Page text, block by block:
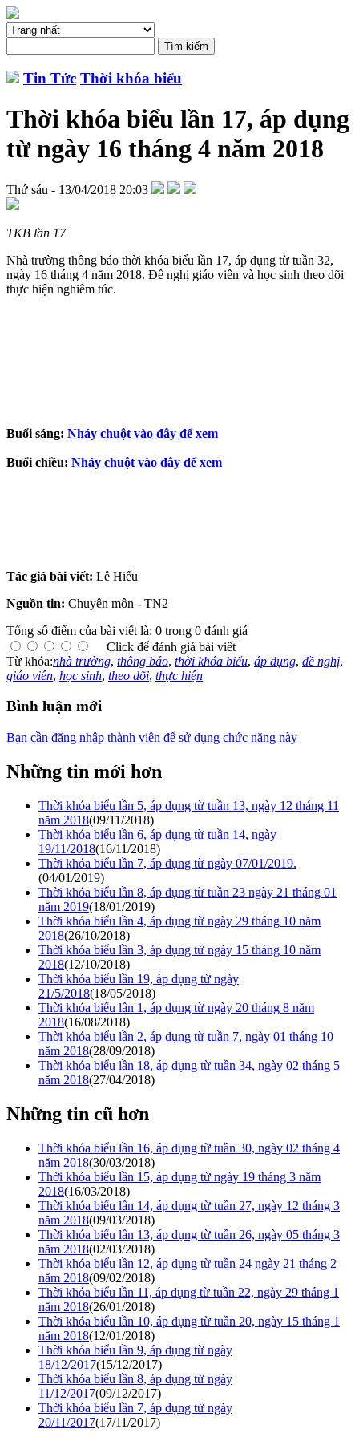
Tin Tức Thời khóa biểu
Thời khóa biểu lần 17, áp dụng
từ ngày 16 tháng 4 năm 2018
Thứ sáu - 13/04/2018 20:03
TKB lần 17
Nhà trường thông báo thời khóa biểu lần 17, áp dụng từ tuần 32,
ngày 16 tháng 4 năm 2018. Đề nghị giáo viên và học sinh theo dõi
thực hiện nghiêm túc.
Buổi sáng: Nháy chuột vào đây để xem
Buổi chiều: Nháy chuột vào đây để xem
Tác giả bài viết: Lê Hiếu
Nguồn tin: Chuyên môn - TN2
Tổng số điểm của bài viết là: 0 trong 0 đánh giá
Click để đánh giá bài viết
Từ khóa:nhà trường, thông báo, thời khóa biểu, áp dụng, đề nghị,
giáo viên, học sinh, theo dõi, thực hiện
Bình luận mới
Bạn cần đăng nhập thành viên để sử dụng chức năng này
Những tin mới hơn
Thời khóa biểu lần 5, áp dụng từ tuần 13, ngày 12 tháng 11
năm 2018(09/11/2018)
Thời khóa biểu lần 6, áp dụng từ tuần 14, ngày
19/11/2018(16/11/2018)
Thời khóa biểu lần 7, áp dụng từ ngày 07/01/2019.
(04/01/2019)
Thời khóa biểu lần 8, áp dụng từ tuần 23 ngày 21 tháng 01
năm 2019(18/01/2019)
Thời khóa biểu lần 4, áp dụng từ ngày 29 tháng 10 năm
2018(26/10/2018)
Thời khóa biểu lần 3, áp dụng từ ngày 15 tháng 10 năm
2018(12/10/2018)
Thời khóa biểu lần 19, áp dụng từ ngày
21/5/2018(18/05/2018)
Thời khóa biểu lần 1, áp dụng từ ngày 20 tháng 8 năm
2018(16/08/2018)
Thời khóa biểu lần 2, áp dụng từ tuần 7, ngày 01 tháng 10
năm 2018(28/09/2018)
Thời khóa biểu lần 18, áp dụng từ tuần 34, ngày 02 tháng 5
năm 2018(27/04/2018)
Những tin cũ hơn
Thời khóa biểu lần 16, áp dụng từ tuần 30, ngày 02 tháng 4
năm 2018(30/03/2018)
Thời khóa biểu lần 15, áp dụng từ ngày 19 tháng 3 năm
2018(16/03/2018)
Thời khóa biểu lần 14, áp dụng từ tuần 27, ngày 12 tháng 3
năm 2018(09/03/2018)
Thời khóa biểu lần 13, áp dụng từ tuần 26, ngày 05 tháng 3
năm 2018(02/03/2018)
Thời khóa biểu lần 12, áp dụng từ tuần 24 ngày 21 tháng 2
năm 2018(09/02/2018)
Thời khóa biểu lần 11, áp dụng từ tuần 22, ngày 29 tháng 1
năm 2018(26/01/2018)
Thời khóa biểu lần 10, áp dụng từ tuần 20, ngày 15 tháng 1
năm 2018(12/01/2018)
Thời khóa biểu lần 9, áp dụng từ ngày
18/12/2017(15/12/2017)
Thời khóa biểu lần 8, áp dụng từ ngày
11/12/2017(09/12/2017)
Thời khóa biểu lần 7, áp dụng từ ngày
20/11/2017(17/11/2017)